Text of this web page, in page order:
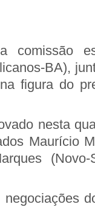
comissão
BA),
figura do
nesta
Maurício